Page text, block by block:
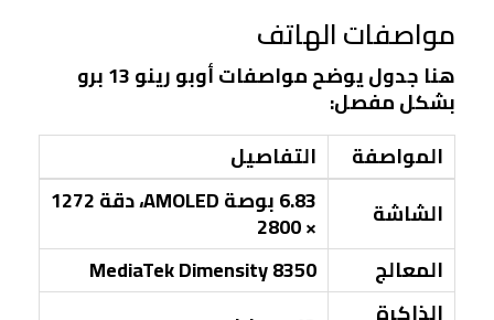
مواصفات الهاتف
هنا جدول يوضح مواصفات أوبو رينو 13 برو
بشكل مفصل:
المواصفة
التفاصيل
الشاشة
6.83 بوصة AMOLED، دقة 1272
× 2800
المعالج
MediaTek Dimensity 8350
الذاكرة